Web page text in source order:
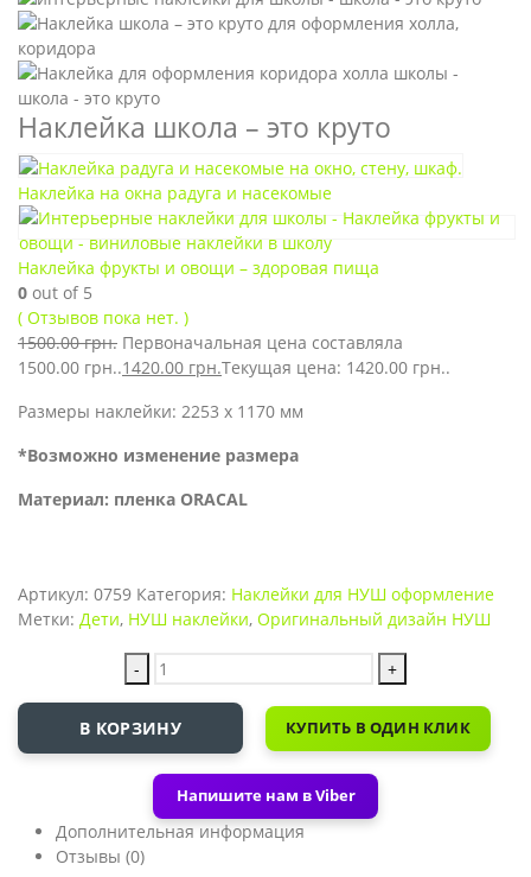
Наклейка школа – это круто
Наклейка на окна радуга и насекомые
Наклейка фрукты и овощи – здоровая пища
0 out of 5
( Отзывов пока нет. )
1500.00грн. Первоначальная цена составляла
1500.00 грн..1420.00 грн.Текущая цена: 1420.00 грн..
Размеры наклейки: 2253 х 1170 мм
*Возможно изменение размера
Материал: пленка ORACAL
Артикул: 0759 Категория: Наклейки для НУШ оформление
Метки: Дети, НУШ наклейки, Оригинальный дизайн НУШ
- +
В КОРЗИНУ КУПИТЬ В ОДИН КЛИК
Напишите нам в Viber
Дополнительная информация
Отзывы (0)